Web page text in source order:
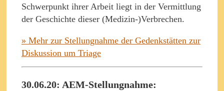
Schwerpunkt ihrer Arbeit liegt in der Vermittlung
der Geschichte dieser (Medizin-)Verbrechen.
» Mehr zur Stellungnahme der Gedenkstätten zur
Diskussion um Triage
30.06.20: AEM-Stellungnahme: